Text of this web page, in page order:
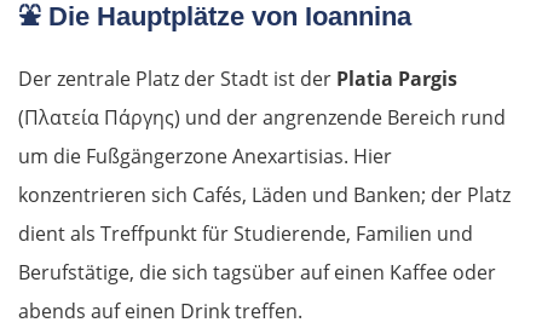
⛲ Die Hauptplätze von Ioannina
Der zentrale Platz der Stadt ist der Platia Pargis
(Πλατεία Πάργης) und der angrenzende Bereich rund
um die Fußgängerzone Anexartisias. Hier
konzentrieren sich Cafés, Läden und Banken; der Platz
dient als Treffpunkt für Studierende, Familien und
Berufstätige, die sich tagsüber auf einen Kaffee oder
abends auf einen Drink treffen.